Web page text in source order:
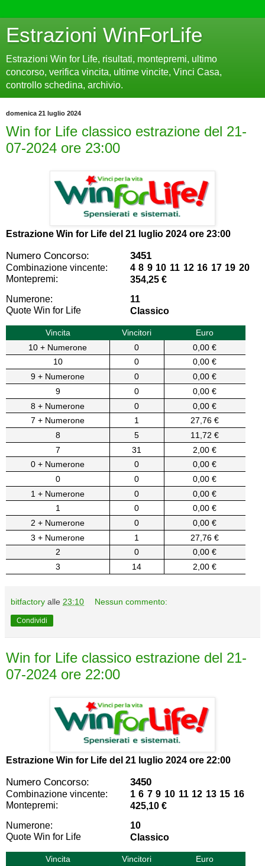
Estrazioni WinForLife
Estrazioni Win for Life, risultati, montepremi, ultimo
concorso, verifica vincita, ultime vincite, Vinci Casa,
controllo schedina, archivio.
domenica 21 luglio 2024
Win for Life classico estrazione del 21-
07-2024 ore 23:00
Estrazione Win for Life del 21 luglio 2024 ore 23:00
Numero Concorso: 3451
Combinazione vincente:
4 8 9 10 11 12 16 17 19 20
Montepremi:
354,25 €
Numerone:
11
Quote Win for Life
Classico
Vincita Vincitori
Euro
10 + Numerone
0
0,00 €
10
0
0,00 €
9 + Numerone
0
0,00 €
9
0
0,00 €
8 + Numerone
0
0,00 €
7 + Numerone
1
27,76 €
8
5
11,72 €
7
31
2,00 €
0 + Numerone
0
0,00 €
0
0
0,00 €
1 + Numerone
0
0,00 €
1
0
0,00 €
2 + Numerone
0
0,00 €
3 + Numerone
1
27,76 €
2
0
0,00 €
3
14 2,00 €
bitfactory alle 23:10 Nessun commento:
Condividi
Win for Life classico estrazione del 21-
07-2024 ore 22:00
Estrazione Win for Life del 21 luglio 2024 ore 22:00
Numero Concorso: 3450
Combinazione vincente:
1 6 7 9 10 11 12 13 15 16
Montepremi:
425,10 €
Numerone:
10
Quote Win for Life
Classico
Vincita Vincitori
Euro